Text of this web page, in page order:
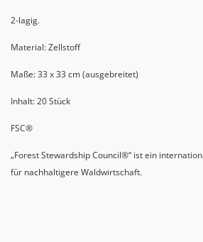
2-lagig.
Material: Zellstoff
Maße: 33 x 33 cm (ausgebreitet)
Inhalt: 20 Stück
FSC®
„Forest Stewardship Council®“ ist ein
für nachhaltigere Waldwirtschaft.